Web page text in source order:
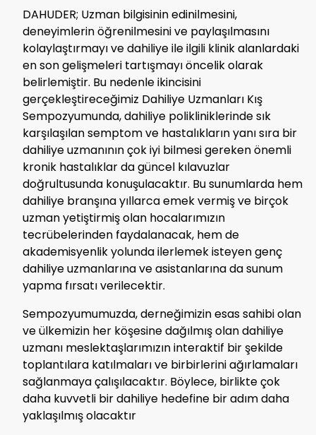
DAHUDER; Uzman bilgisinin edinilmesini,
deneyimlerin öğrenilmesini ve paylaşılmasını
kolaylaştırmayı ve dahiliye ile ilgili klinik alanlardaki
en son gelişmeleri tartışmayı öncelik olarak
belirlemiştir. Bu nedenle ikincisini
gerçekleştireceğimiz Dahiliye Uzmanları Kış
Sempozyumunda, dahiliye polikliniklerinde sık
karşılaşılan semptom ve hastalıkların yanı sıra bir
dahiliye uzmanının çok iyi bilmesi gereken önemli
kronik hastalıklar da güncel kılavuzlar
doğrultusunda konuşulacaktır. Bu sunumlarda hem
dahiliye branşına yıllarca emek vermiş ve birçok
uzman yetiştirmiş olan hocalarımızın
tecrübelerinden faydalanacak, hem de
akademisyenlik yolunda ilerlemek isteyen genç
dahiliye uzmanlarına ve asistanlarına da sunum
yapma fırsatı verilecektir.
Sempozyumumuzda, derneğimizin esas sahibi olan
ve ülkemizin her köşesine dağılmış olan dahiliye
uzmanı meslektaşlarımızın interaktif bir şekilde
toplantılara katılmaları ve birbirlerini ağırlamaları
sağlanmaya çalışılacaktır. Böylece, birlikte çok
daha kuvvetli bir dahiliye hedefine bir adım daha
yaklaşılmış olacaktır